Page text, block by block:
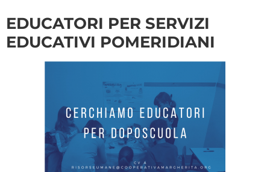
EDUCATORI PER SERVIZI
EDUCATIVI POMERIDIANI